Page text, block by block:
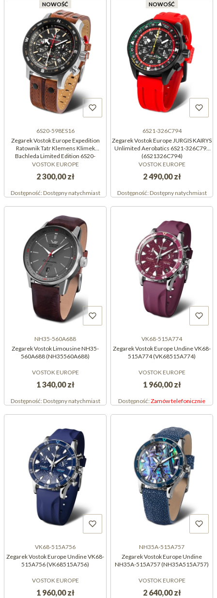
NOWOŚĆ
6S20-598ES16
Zegarek Vostok Europe Expedition
Ratownik Tatr Klemens Klimek
Bachleda Limited Edition 6S20-
598ES16 (6S20598ES16)
VOSTOK EUROPE
2 300,00 zł
Dostępność:Dostępny natychmiast
NOWOŚĆ
6S21-326C794
Zegarek Vostok Europe JURGIS KAIRYS
Unlimited Aerobatics 6S21-326C794
(6S21326C794)
VOSTOK EUROPE
2 490,00 zł
Dostępność:Dostępny natychmiast
NH35-560A688
Zegarek Vostok Limousine NH35-
560A688 (NH35560A688)
VOSTOK EUROPE
1 340,00 zł
Dostępność:Dostępny natychmiast
VK68-515A774
Zegarek Vostok Europe Undine VK68-
515A774 (VK68515A774)
VOSTOK EUROPE
1 960,00 zł
Dostępność:Zamów telefonicznie
VK68-515A756
Zegarek Vostok Europe Undine VK68-
515A756 (VK68515A756)
VOSTOK EUROPE
1 960,00 zł
NH35A-515A757
Zegarek Vostok Europe Undine
NH35A-515A757 (NH35A515A757)
VOSTOK EUROPE
2 640,00 zł